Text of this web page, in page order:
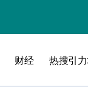
财经 热搜引